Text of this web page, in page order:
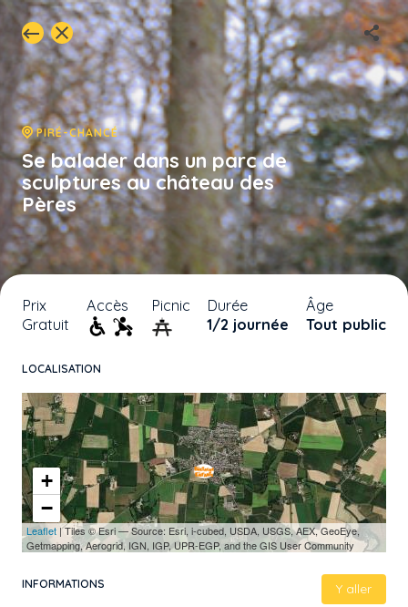
PIRÉ-CHANCÉ
Se balader dans un parc de
sculptures au château des
Pères
Prix
Gratuit
Accès Picnic
Durée
1/2 journée
Âge
Tout public
LOCALISATION
+
−
Leaflet | Tiles © Esri — Source: Esri, i-cubed, USDA, USGS, AEX, GeoEye,
Getmapping, Aerogrid, IGN, IGP, UPR-EGP, and the GIS User Community
Y aller
INFORMATIONS